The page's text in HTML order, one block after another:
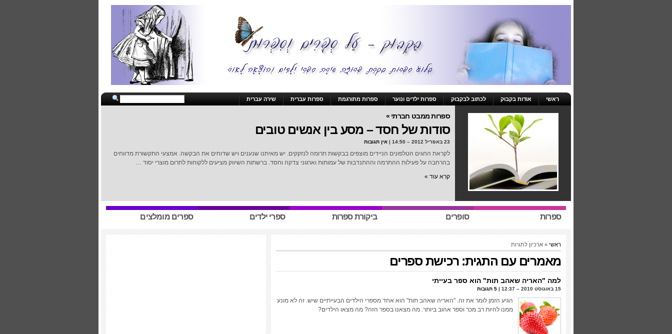
ראשי אודות בקבוק לכתוב לבקבוק ספרות ילדים ונוער ספרות מתורגמת ספרות עברית שירה עברית
ספרות ממבט חברתי »
סודות של חסד – מסע בין אנשים טובים
23 באפריל 2012 – 14:50 | אין תגובות
לקראת החגים הטלפונים הניידים מוצפים בבקשות תרומה לנזקקים. יש מאיתנו שנענים ויש שדוחים את הבקשה. אמצעי התקשורת מדווחים
בהרחבה על פעילות ההתרמה וההתנדבות של עמותות וארגוני צדקה וחסד. ברשתות השיווק מציעים ללקוחות לתרום מוצרי יסוד …
קרא עוד »
ספרות סופרים ביקורת ספרות ספרי ילדים ספרים מומלצים
ראשי » ארכיון לתגיות
מאמרים עם התגית: רכישת ספרים
למה "האריה שאהב תות" הוא ספר בעייתי
15 באוגוסט 2010 – 12:37 | 5 תגובות
הגיע הזמן לומר את זה. "האריה שאהב תות" הוא אחד מספרי הילדים הבעייתיים שיש. זה לא מונע
ממנו להיות רב מכר וספר אהוב ביותר. מה מצאנו בספר הזה? מה מצאו הילדים?